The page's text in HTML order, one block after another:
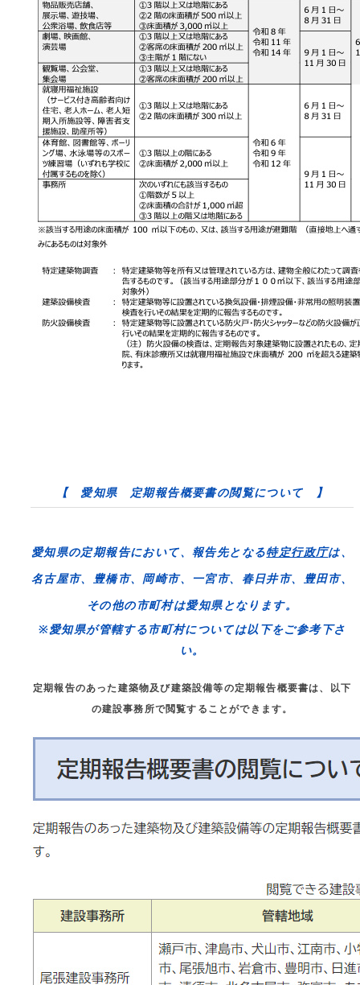
【 愛知県 定期報告概要書の閲覧について 】
愛知県の定期報告において、報告先となる特定行政庁は、
名古屋市、豊橋市、岡崎市、一宮市、春日井市、豊田市、
その他の市町村は愛知県 となります。
※愛知県が管轄する市町村については以下をご参考下さ
い。
定期報告のあった建築物及び建築設備等の定期報告概要書は、以下
の建設事務所で閲覧することができます。